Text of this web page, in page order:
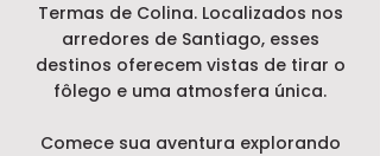
Termas de Colina. Localizados nos
arredores de Santiago, esses
destinos oferecem vistas de tirar o
fôlego e uma atmosfera única.
Comece sua aventura explorando